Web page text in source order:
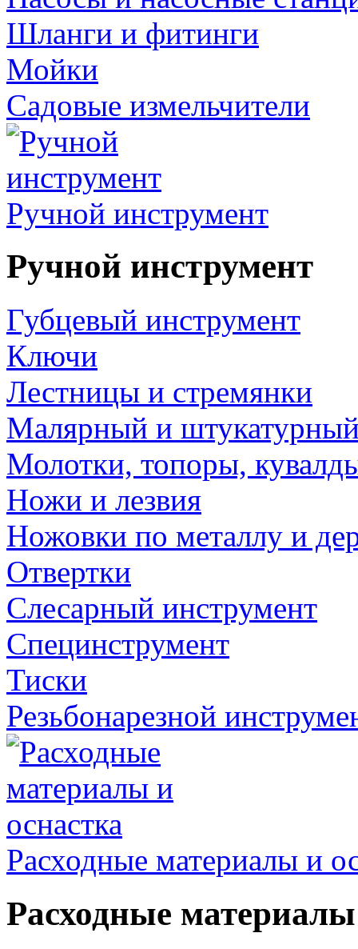
Шланги и фитинги
Мойки
Садовые измельчители
Ручной инструмент
Ручной инструмент
Губцевый инструмент
Ключи
Лестницы и стремянки
Малярный и
Молотки, топоры,
Ножи и лезвия
Ножовки по металлу и
Отвертки
Слесарный инструмент
Специнструмент
Тиски
Резьбонарезной
Расходные материалы и
Расходные